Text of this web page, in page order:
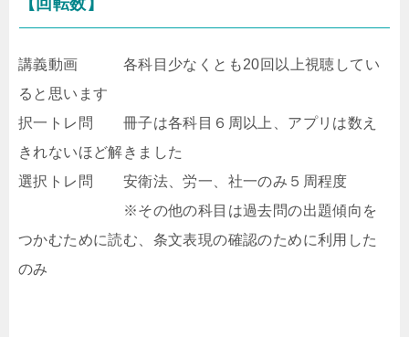
講義動画 各科目少なくとも20回以上視聴してい
ると思います
択一トレ問 冊子は各科目６周以上、アプリは数え
きれないほど解きました
選択トレ問 安衛法、労一、社一のみ５周程度
※その他の科目は過去問の出題傾向を
つかむために読む、条文表現の確認のために利用した
のみ